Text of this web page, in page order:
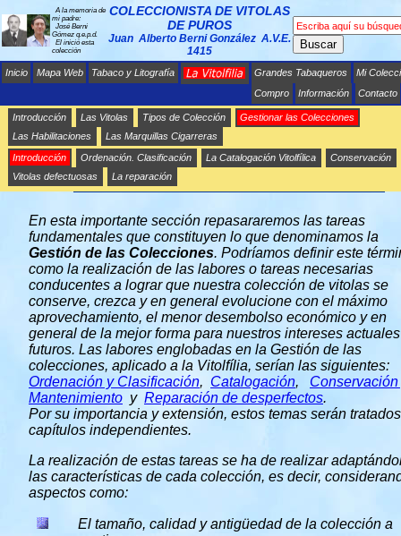
A la memoria de
mi padre:
José Berni
Gómez q.e.p.d.
El inició esta
colección
COLECCIONISTA DE VITOLAS
DE PUROS
Juan Alberto Berni González A.V.E.
1415
Buscar
Inicio Mapa Web Tabaco y Litografía Grandes Tabaqueros
Mi
Compro
Información Contacto
Introducción Las Vitolas Tipos de Colección
Gestionar las Colecciones
Las Habilitaciones
Las Marquillas Cigarreras
Introducción Ordenación. Clasificación La Catalogación Vitolfílica
Conservación
Vitolas defectuosas
La reparación
LA GESTIÓN DE LAS COLECCIONES DE
En esta importante sección repasararemos las tareas
fundamentales que constituyen lo que denominamos la
Gestión de las Colecciones. Podríamos definir este
como la realización de las labores o tareas necesarias
conducentes a lograr que nuestra colección de vitolas se
conserve, crezca y en general evolucione con el máximo
aprovechamiento, el menor desembolso económico y en
general de la mejor forma para nuestros intereses
futuros. Las labores englobadas en la Gestión de las
colecciones, aplicado a la Vitolfília, serían las siguientes:
Ordenación y Clasificación, Catalogación, Conservación
Mantenimiento y Reparación de desperfectos.
Por su importancia y extensión, estos temas serán
capítulos independientes.
La realización de estas tareas se ha de realizar
las características de cada colección, es decir,
aspectos como:
El tamaño, calidad y antigüedad de la colección a